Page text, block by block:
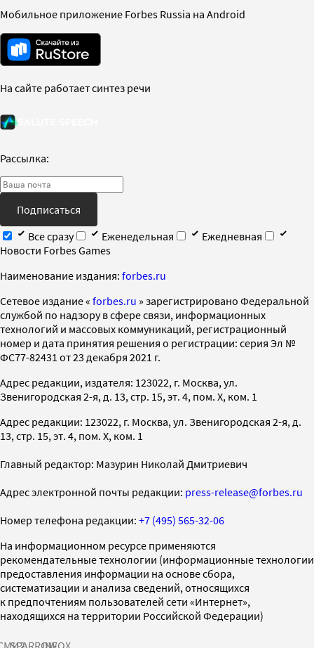
Мобильное приложение Forbes Russia на Android
На сайте работает синтез речи
Рассылка:
Подписаться
Все сразу
Еженедельная
Ежедневная
Новости Forbes Games
Наименование издания: forbes.ru
Cетевое издание « forbes.ru » зарегистрировано Федеральной
службой по надзору в сфере связи, информационных
технологий и массовых коммуникаций, регистрационный
номер и дата принятия решения о регистрации: серия Эл №
ФС77-82431 от 23 декабря 2021 г.
Адрес редакции, издателя: 123022, г. Москва, ул.
Звенигородская 2-я, д. 13, стр. 15, эт. 4, пом. X, ком. 1
Адрес редакции: 123022, г. Москва, ул. Звенигородская 2-я, д.
13, стр. 15, эт. 4, пом. X, ком. 1
Главный редактор: Мазурин Николай Дмитриевич
Адрес электронной почты редакции: press-release@forbes.ru
Номер телефона редакции: +7 (495) 565-32-06
На информационном ресурсе применяются
рекомендательные технологии (информационные технологии
предоставления информации на основе сбора,
систематизации и анализа сведений, относящихся
к предпочтениям пользователей сети «Интернет»,
находящихся на территории Российской Федерации)
SPARROWINFOX